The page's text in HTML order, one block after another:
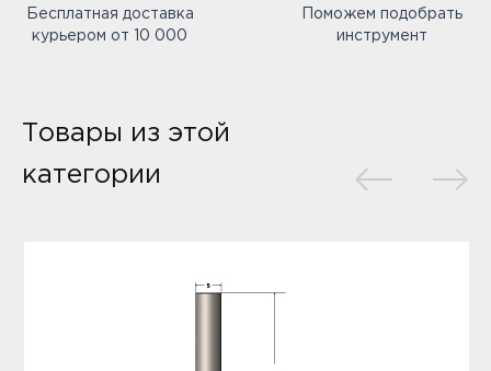
Бесплатная доставка
курьером от 10 000
Поможем подобрать
инструмент
Товары из этой
категории